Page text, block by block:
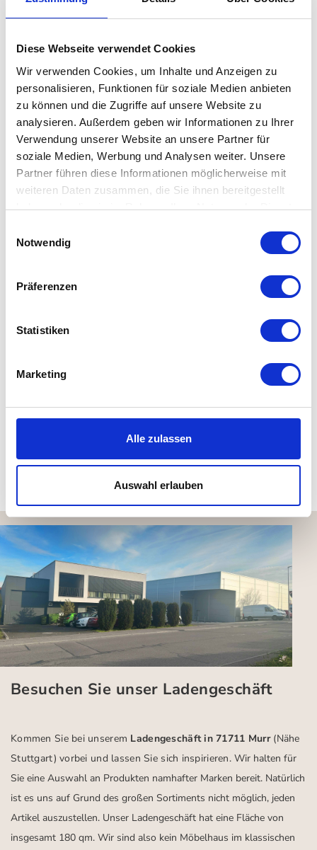
Diese Webseite verwendet Cookies
Wir verwenden Cookies, um Inhalte und Anzeigen zu
personalisieren, Funktionen für soziale Medien anbieten
zu können und die Zugriffe auf unsere Website zu
analysieren. Außerdem geben wir Informationen zu Ihrer
Verwendung unserer Website an unsere Partner für
soziale Medien, Werbung und Analysen weiter. Unsere
Partner führen diese Informationen möglicherweise mit
weiteren Daten zusammen, die Sie ihnen bereitgestellt
haben oder die sie im Rahmen Ihrer Nutzung der Dienste
Datenschutzerklärung
Notwendig
Präferenzen
Statistiken
Marketing
Alle zulassen
Auswahl erlauben
Es gibt immer etwas, das an die Wand gehört. Sei es die
an ein eineMagnettafelplatziert bleibt jedes Dokument in
Erinnerung.
Die Designerin Hella Jongerius schuf mit den Vitra Magnet
Dots im praktischen 5er Set Farbenfrohe Alltagsdesigns für
das Büro oder die Küche.
Material: PP-Kunststoff durchgefärbt, Ferrit-Magnet
Farbe: dunkel, hell, grün, rot
Kundenbewertungen (0)
Besuchen Sie unser Ladengeschäft
Kommen Sie bei unserem Ladengeschäft in 71711 Murr (Nähe
Stuttgart) vorbei und lassen Sie sich inspirieren.Wir halten für
Sie eine Auswahl an Produkten namhafter Marken bereit. Natürlich
ist es uns auf Grund des großen Sortiments nicht möglich, jeden
Artikel auszustellen. Unser Ladengeschäft hat eine Fläche von
insgesamt 180 qm. Wir sind also kein Möbelhaus im klassischen